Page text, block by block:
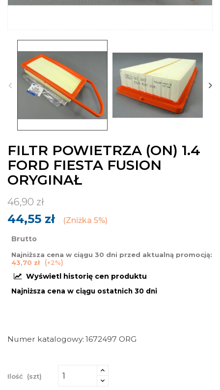
FILTR POWIETRZA (ON) 1.4
FORD FIESTA FUSION
ORYGINAŁ
46,90 zł
44,55 zł Zniżka 5%
Brutto
Najniższa cena w ciągu 30 dni przed aktualną promocją:
43,70 zł
+2%
Wyświetl historię cen produktu
Najniższa cena w ciągu ostatnich 30 dni
Numer katalogowy 1672497 ORG
Ilość (szt)